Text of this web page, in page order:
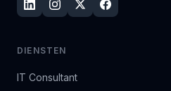
DIENSTEN
IT Consultant